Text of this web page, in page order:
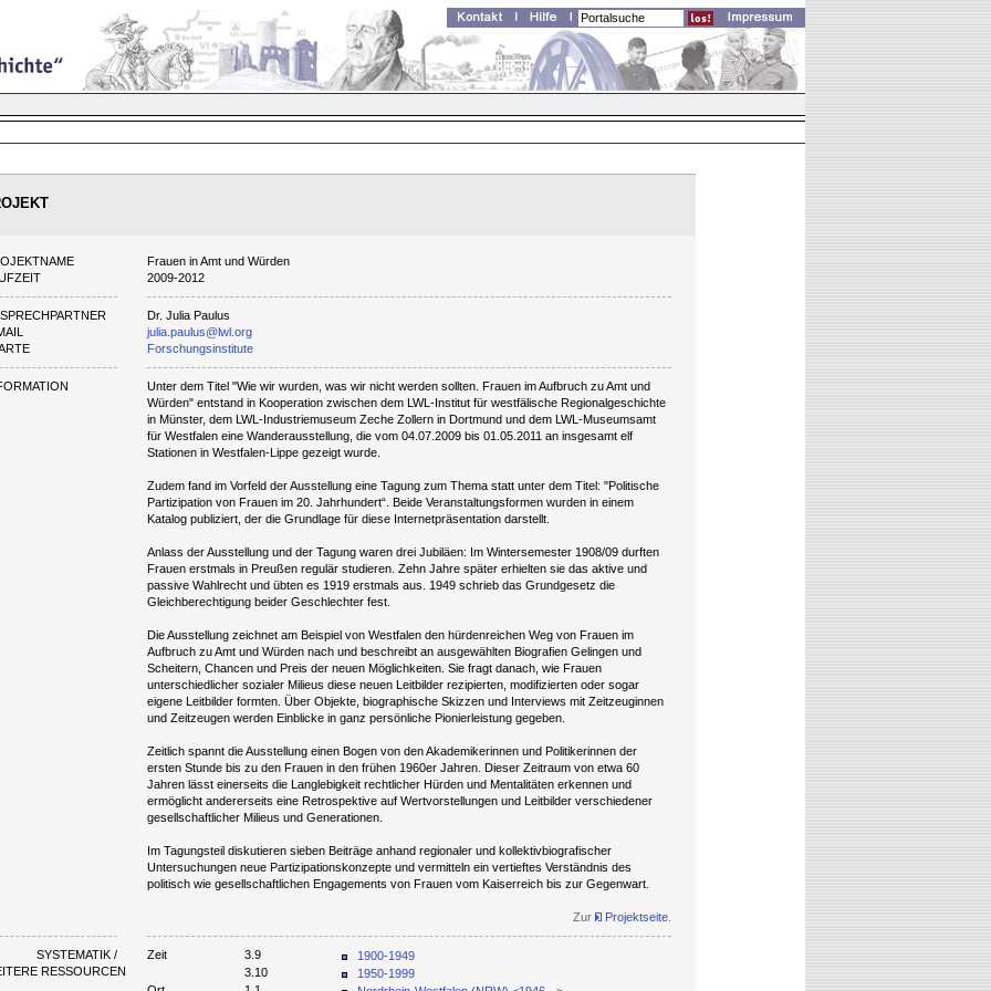
Frauen in Amt und Würden
2009-2012
Dr. Julia Paulus
julia.paulus@lwl.org
Forschungsinstitute
Unter dem Titel "Wie wir wurden, was wir nicht werden sollten. Frauen im Aufbruch zu Amt und
Würden" entstand in Kooperation zwischen dem LWL-Institut für westfälische Regionalgeschichte
in Münster, dem LWL-Industriemuseum Zeche Zollern in Dortmund und dem LWL-Museumsamt
für Westfalen eine Wanderausstellung, die vom 04.07.2009 bis 01.05.2011 an insgesamt elf
Stationen in Westfalen-Lippe gezeigt wurde.
Zudem fand im Vorfeld der Ausstellung eine Tagung zum Thema statt unter dem Titel: "Politische
Partizipation von Frauen im 20. Jahrhundert“. Beide Veranstaltungsformen wurden in einem
Katalog publiziert, der die Grundlage für diese Internetpräsentation darstellt.
Anlass der Ausstellung und der Tagung waren drei Jubiläen: Im Wintersemester 1908/09 durften
Frauen erstmals in Preußen regulär studieren. Zehn Jahre später erhielten sie das aktive und
passive Wahlrecht und übten es 1919 erstmals aus. 1949 schrieb das Grundgesetz die
Gleichberechtigung beider Geschlechter fest.
Die Ausstellung zeichnet am Beispiel von Westfalen den hürdenreichen Weg von Frauen im
Aufbruch zu Amt und Würden nach und beschreibt an ausgewählten Biografien Gelingen und
Scheitern, Chancen und Preis der neuen Möglichkeiten. Sie fragt danach, wie Frauen
unterschiedlicher sozialer Milieus diese neuen Leitbilder rezipierten, modifizierten oder sogar
eigene Leitbilder formten. Über Objekte, biographische Skizzen und Interviews mit Zeitzeuginnen
und Zeitzeugen werden Einblicke in ganz persönliche Pionierleistung gegeben.
Zeitlich spannt die Ausstellung einen Bogen von den Akademikerinnen und Politikerinnen der
ersten Stunde bis zu den Frauen in den frühen 1960er Jahren. Dieser Zeitraum von etwa 60
Jahren lässt einerseits die Langlebigkeit rechtlicher Hürden und Mentalitäten erkennen und
ermöglicht andererseits eine Retrospektive auf Wertvorstellungen und Leitbilder verschiedener
gesellschaftlicher Milieus und Generationen.
Im Tagungsteil diskutieren sieben Beiträge anhand regionaler und kollektivbiografischer
Untersuchungen neue Partizipationskonzepte und vermitteln ein vertieftes Verständnis des
politisch wie gesellschaftlichen Engagements von Frauen vom Kaiserreich bis zur Gegenwart.
Zur Projektseite.
SYSTEMATIK /
RESSOURCEN
Zeit 3.9
1900-1949
3.10
1950-1999